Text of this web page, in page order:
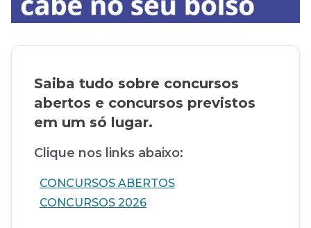
Saiba tudo sobre concursos
abertos e concursos previstos
em um só lugar.
Clique nos links abaixo:
CONCURSOS ABERTOS
CONCURSOS 2026